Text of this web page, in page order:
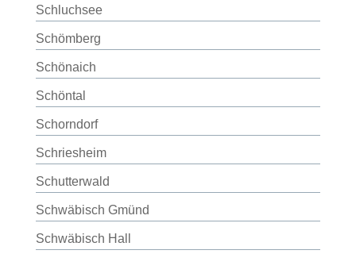
Schluchsee
Schömberg
Schönaich
Schöntal
Schorndorf
Schriesheim
Schutterwald
Schwäbisch Gmünd
Schwäbisch Hall